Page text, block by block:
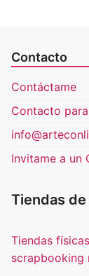
Contacto
Contáctame
Contacto
Invitame a un
Tiendas
Tiendas
scrapbooking